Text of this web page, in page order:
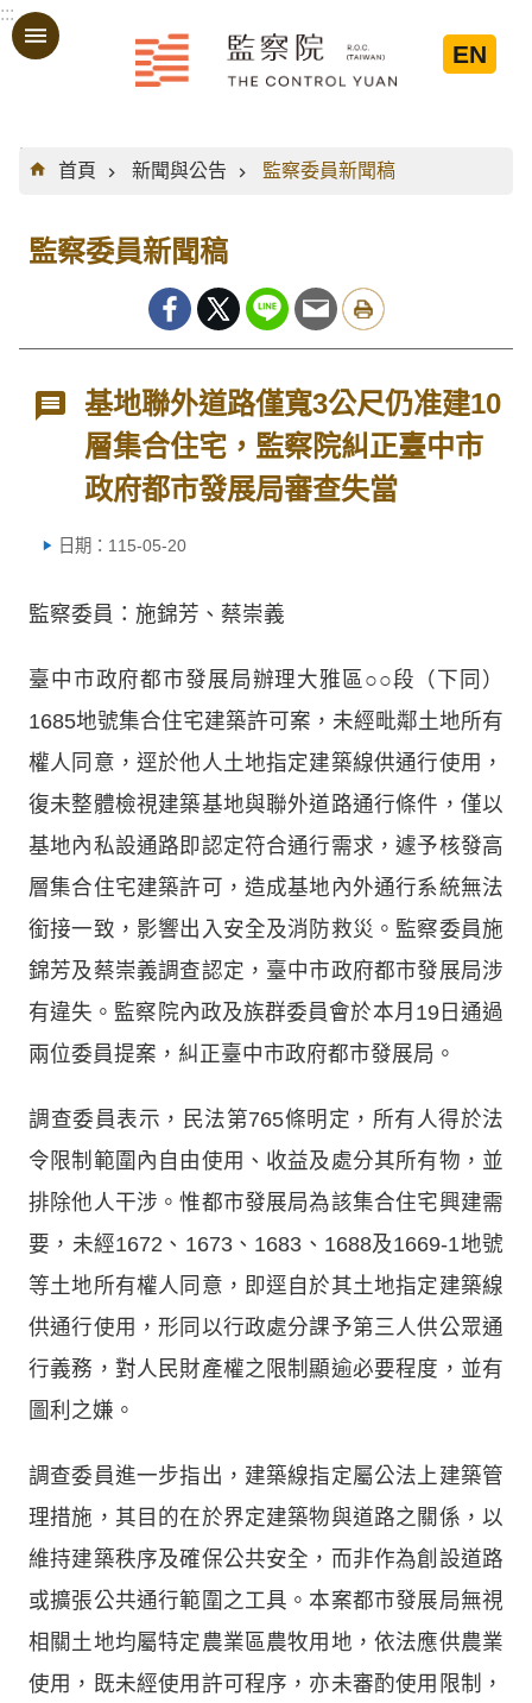
跳到主要內容區塊
:::
EN
:::
首頁
新聞與公告 監察委員新聞稿
監察委員新聞稿
基地聯外道路僅寬3公尺仍准建10
層集合住宅，監察院糾正臺中市
政府都市發展局審查失當
日期：115-05-20
監察委員：施錦芳、蔡崇義
臺中市政府都市發展局辦理大雅區○○段（下同）
1685地號集合住宅建築許可案，未經毗鄰土地所有
權人同意，逕於他人土地指定建築線供通行使用，
復未整體檢視建築基地與聯外道路通行條件，僅以
基地內私設通路即認定符合通行需求，遽予核發高
層集合住宅建築許可，造成基地內外通行系統無法
銜接一致，影響出入安全及消防救災。監察委員施
錦芳及蔡崇義調查認定，臺中市政府都市發展局涉
有違失。監察院內政及族群委員會於本月19日通過
兩位委員提案，糾正臺中市政府都市發展局。
調查委員表示，民法第765條明定，所有人得於法
令限制範圍內自由使用、收益及處分其所有物，並
排除他人干涉。惟都市發展局為該集合住宅興建需
要，未經1672、1673、1683、1688及1669-1地號
等土地所有權人同意，即逕自於其土地指定建築線
供通行使用，形同以行政處分課予第三人供公眾通
行義務，對人民財產權之限制顯逾必要程度，並有
圖利之嫌。
調查委員進一步指出，建築線指定屬公法上建築管
理措施，其目的在於界定建築物與道路之關係，以
維持建築秩序及確保公共安全，而非作為創設道路
或擴張公共通行範圍之工具。本案都市發展局無視
相關土地均屬特定農業區農牧用地，依法應供農業
使用，既未經使用許可程序，亦未審酌使用限制，